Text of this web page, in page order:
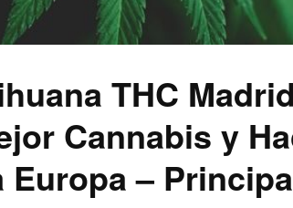
THC
Cannabis y
Europa –